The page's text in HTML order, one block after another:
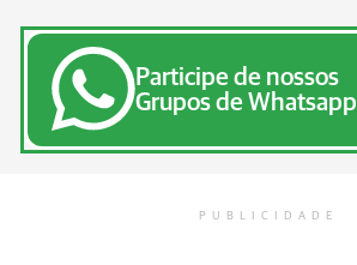
Participe de nossos
Grupos de Whatsapp
PUBLICIDADE